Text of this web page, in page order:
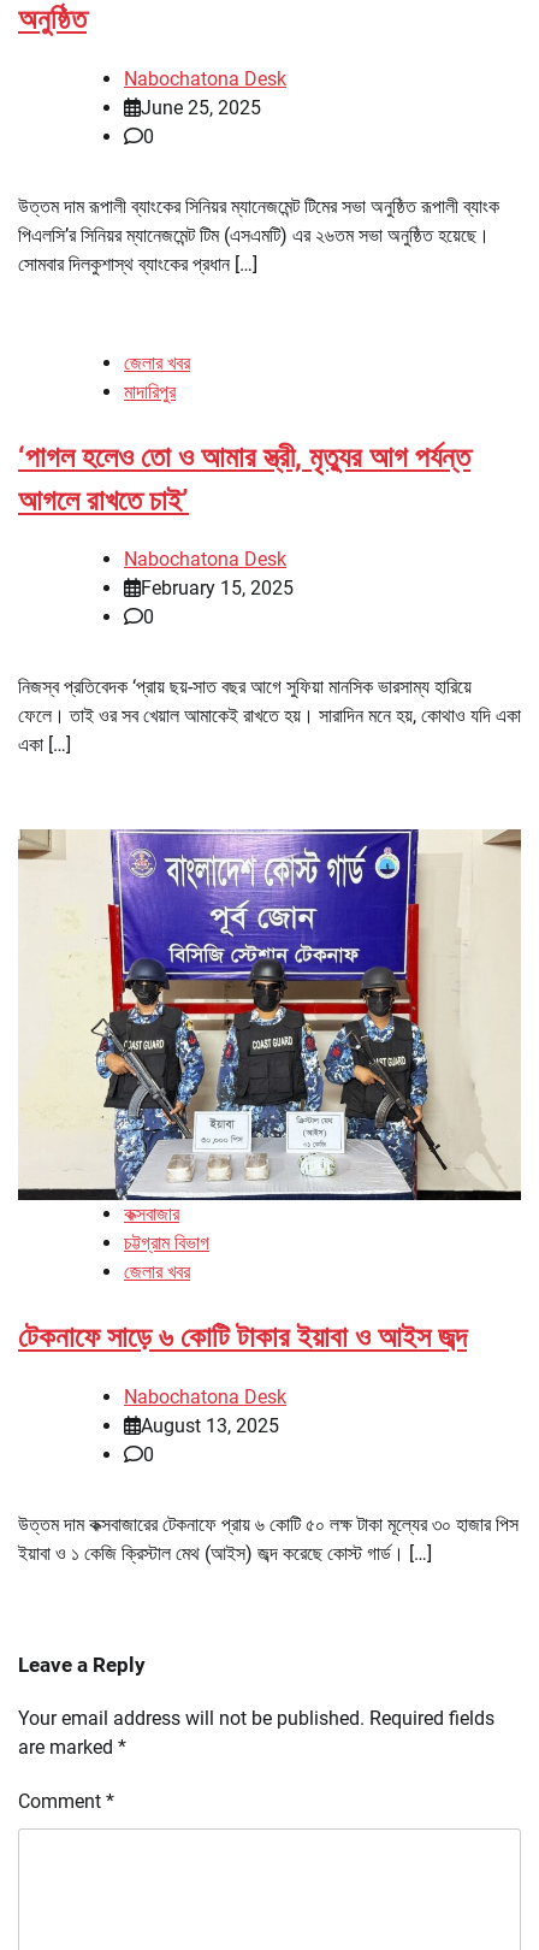
অনুষ্ঠিত
Nabochatona Desk
June 25, 2025
0
উত্তম দাম রূপালী ব্যাংকের সিনিয়র ম্যানেজমেন্ট টিমের সভা অনুষ্ঠিত রূপালী ব্যাংক
পিএলসি’র সিনিয়র ম্যানেজমেন্ট টিম (এসএমটি) এর ২৬তম সভা অনুষ্ঠিত হয়েছে।
সোমবার দিলকুশাস্থ ব্যাংকের প্রধান […]
জেলার খবর
মাদারিপুর
‘পাগল হলেও তো ও আমার স্ত্রী, মৃত্যুর আগ পর্যন্ত
আগলে রাখতে চাই’
Nabochatona Desk
February 15, 2025
0
নিজস্ব প্রতিবেদক ‘প্রায় ছয়-সাত বছর আগে সুফিয়া মানসিক ভারসাম্য হারিয়ে
ফেলে। তাই ওর সব খেয়াল আমাকেই রাখতে হয়। সারাদিন মনে হয়, কোথাও যদি একা
একা […]
কক্সবাজার
চট্টগ্রাম বিভাগ
জেলার খবর
টেকনাফে সাড়ে ৬ কোটি টাকার ইয়াবা ও আইস জব্দ
Nabochatona Desk
August 13, 2025
0
উত্তম দাম কক্সবাজারের টেকনাফে প্রায় ৬ কোটি ৫০ লক্ষ টাকা মূল্যের ৩০ হাজার পিস
ইয়াবা ও ১ কেজি ক্রিস্টাল মেথ (আইস) জব্দ করেছে কোস্ট গার্ড। […]
Leave a Reply
Your email address will not be published. Required fields
are marked *
Comment *